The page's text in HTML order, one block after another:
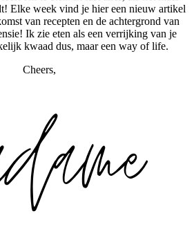
Elke week vind je hier een nieuw artikel
van recepten en de achtergrond van
Ik zie eten als een verrijking van je
kwaad dus, maar een way of life.
Cheers,